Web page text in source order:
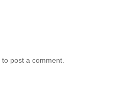
to post a comment.